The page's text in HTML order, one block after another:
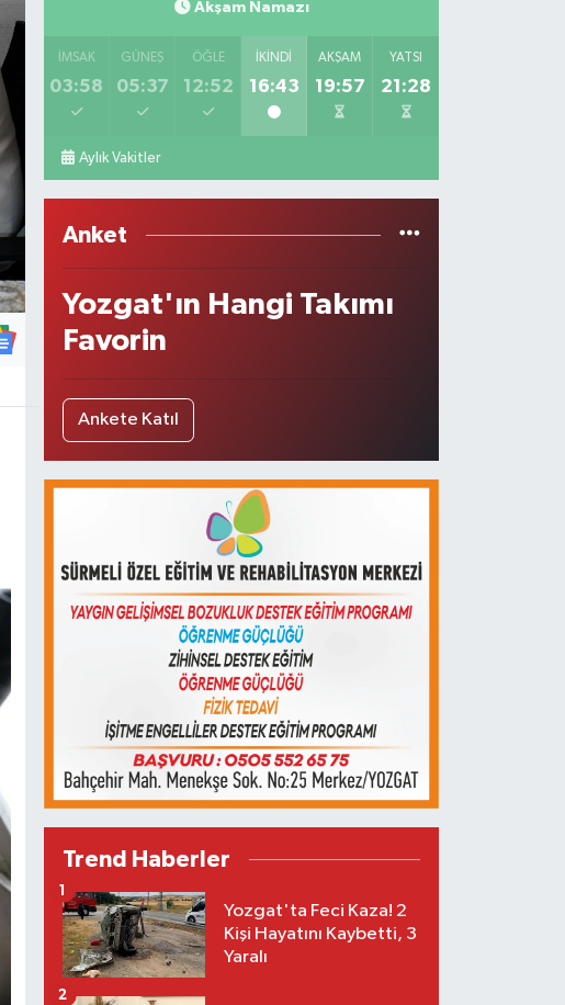
Akşam Namazı
İMSAK
03:58
GÜNEŞ
05:37
ÖĞLE
12:52
İKINDI
16:43
AKŞAM
19:57
YATSI
21:28
Aylık Vakitler
Anket
Yozgat'ın Hangi Takımı
Favorin
Ankete Katıl
Trend Haberler
Yozgat'ta Feci Kaza! 2
Kişi Hayatını Kaybetti, 3
Yaralı
1
2